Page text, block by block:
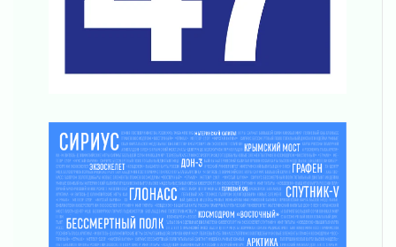
Правила для жизни
С рабочим визитом
кораблик Памяти»
31 июля 2026
Новые возможности для творчества
31 июля 2026
За сухими цифрами — реальная жизнь
31 июля 2026